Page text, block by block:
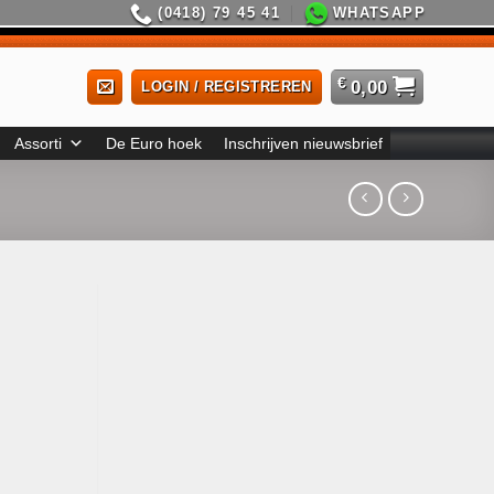
(0418) 79 45 41 WHATSAPP
LOGIN / REGISTREREN € 0,00
Assorti De Euro hoek Inschrijven nieuwsbrief